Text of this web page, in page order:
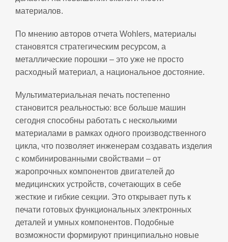
материалов.
По мнению авторов отчета Wohlers, материалы
становятся стратегическим ресурсом, а
металлические порошки – это уже не просто
расходный материал, а национальное достояние.
Мультиматериальная печать постепенно
становится реальностью: все больше машин
сегодня способны работать с несколькими
материалами в рамках одного производственного
цикла, что позволяет инженерам создавать изделия
с комбинированными свойствами – от
жаропрочных компонентов двигателей до
медицинских устройств, сочетающих в себе
жесткие и гибкие секции. Это открывает путь к
печати готовых функциональных электронных
деталей и умных компонентов. Подобные
возможности формируют принципиально новые